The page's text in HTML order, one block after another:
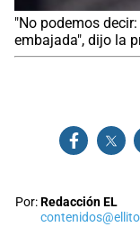
"No podemos
embajada", dijo la
Por:Redacción EL